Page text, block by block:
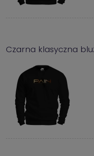
Czarna klasyczna